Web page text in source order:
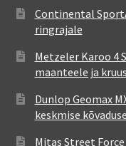
Continental
ringrajale
Metzeler Karoo 4
maanteele ja
Dunlop Geomax
keskmise
Mitas Street